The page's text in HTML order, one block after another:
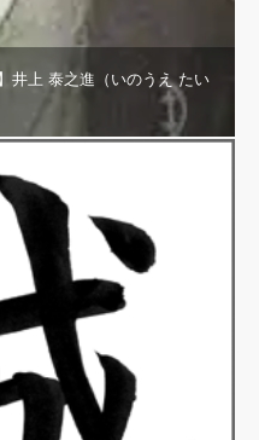
井上 泰之進（いのうえ たい